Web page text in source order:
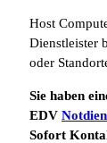
Host
Dienstleister
oder
Sie haben
EDV
Sofort